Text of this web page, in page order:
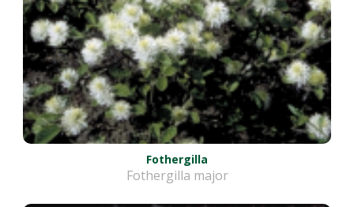
Fothergilla
Fothergilla major